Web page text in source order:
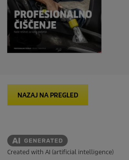
NAZAJ NA PREGLED
Created with AI (artificial intelligence)